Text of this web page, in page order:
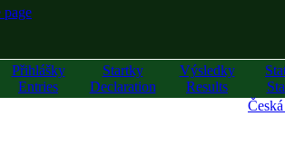
Přihlášky
Entries
Startky
Declaration
Výsledky
Results